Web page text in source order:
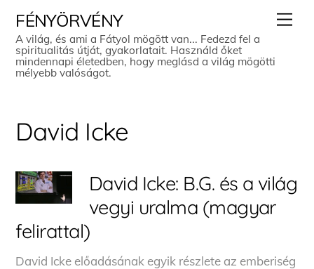
content
FÉNYÖRVÉNY
A világ, és ami a Fátyol mögött van... Fedezd fel a
spiritualitás útját, gyakorlatait. Használd őket
mindennapi életedben, hogy meglásd a világ mögötti
mélyebb valóságot.
David Icke
David Icke: B.G. és a világ
vegyi uralma (magyar
felirattal)
David Icke előadásának egyik részlete az emberiség